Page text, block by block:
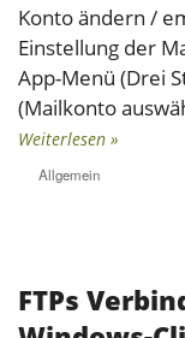
Konto ändern /
Einstellung der
App-Menü (Drei
(Mailkonto
Weiterlesen »
Allgemein
FTPs